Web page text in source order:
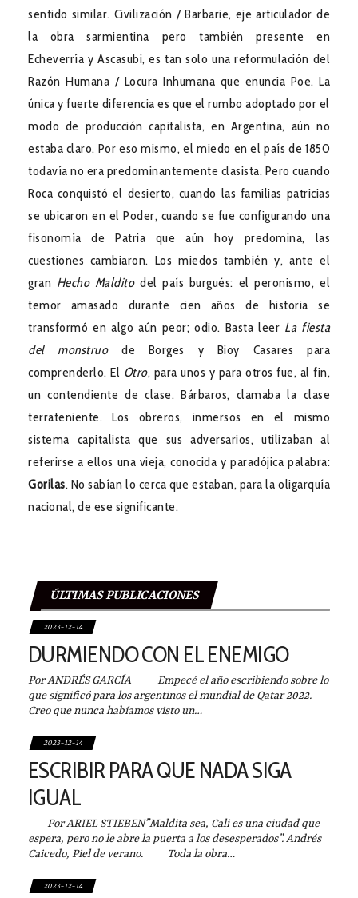
sentido similar. Civilización / Barbarie, eje articulador de
la obra sarmientina pero también presente en
Echeverría y Ascasubi, es tan solo una reformulación del
Razón Humana / Locura Inhumana que enuncia Poe. La
única y fuerte diferencia es que el rumbo adoptado por el
modo de producción capitalista, en Argentina, aún no
estaba claro. Por eso mismo, el miedo en el país de 1850
todavía no era predominantemente clasista. Pero cuando
Roca conquistó el desierto, cuando las familias patricias
se ubicaron en el Poder, cuando se fue configurando una
fisonomía de Patria que aún hoy predomina, las
cuestiones cambiaron. Los miedos también y, ante el
gran Hecho Malditodel país burgués: el peronismo, el
temor amasado durante cien años de historia se
transformó en algo aún peor; odio. Basta leer La fiesta
del monstruode Borges y Bioy Casares para
comprenderlo. El Otro, para unos y para otros fue, al fin,
un contendiente de clase. Bárbaros, clamaba la clase
terrateniente. Los obreros, inmersos en el mismo
sistema capitalista que sus adversarios, utilizaban al
referirse a ellos una vieja, conocida y paradójica palabra:
Gorilas. No sabían lo cerca que estaban, para la oligarquía
nacional, de ese significante.
ÚLTIMAS PUBLICACIONES
2023-12-14
DURMIENDO CON EL ENEMIGO
Por ANDRÉS GARCÍA Empecé el año escribiendo sobre lo
que significó para los argentinos el mundial de Qatar 2022.
Creo que nunca habíamos visto un…
2023-12-14
ESCRIBIR PARA QUE NADA SIGA
IGUAL
Por ARIEL STIEBEN”Maldita sea, Cali es una ciudad que
espera, pero no le abre la puerta a los desesperados”. Andrés
Caicedo, Piel de verano. Toda la obra…
2023-12-14